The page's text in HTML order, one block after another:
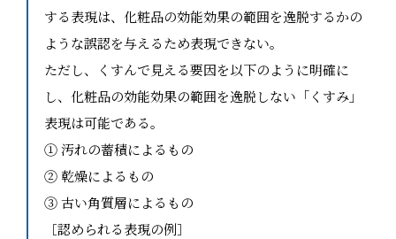
する表現は、化粧品の効能効果の範囲を逸脱するかの
ような誤認を与えるため表現できない。
ただし、くすんで見える要因を以下のように明確に
し、化粧品の効能効果の範囲を逸脱しない「くすみ」
表現は可能である。
① 汚れの蓄積によるもの
② 乾燥によるもの
③ 古い角質層によるもの
［認められる表現の例］